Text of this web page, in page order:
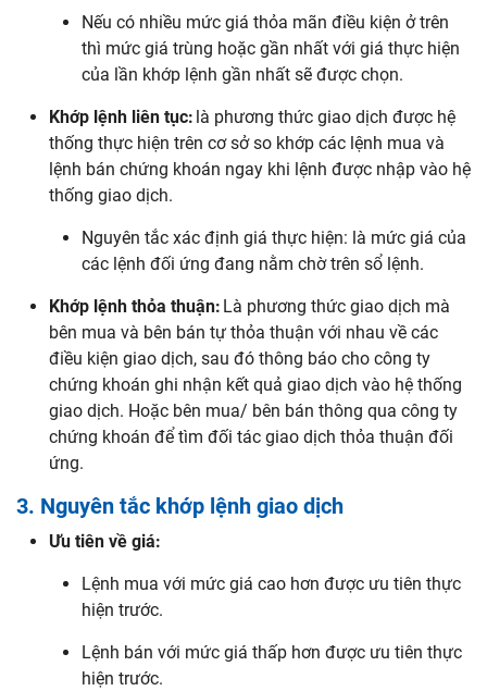
Nếu có nhiều mức giá thỏa mãn điều kiện ở trên
thì mức giá trùng hoặc gần nhất với giá thực hiện
của lần khớp lệnh gần nhất sẽ được chọn.
Khớp lệnh liên tục: là phương thức giao dịch được hệ
thống thực hiện trên cơ sở so khớp các lệnh mua và
lệnh bán chứng khoán ngay khi lệnh được nhập vào hệ
thống giao dịch.
Nguyên tắc xác định giá thực hiện: là mức giá của
các lệnh đối ứng đang nằm chờ trên sổ lệnh.
Khớp lệnh thỏa thuận: Là phương thức giao dịch mà
bên mua và bên bán tự thỏa thuận với nhau về các
điều kiện giao dịch, sau đó thông báo cho công ty
chứng khoán ghi nhận kết quả giao dịch vào hệ thống
giao dịch. Hoặc bên mua/ bên bán thông qua công ty
chứng khoán để tìm đối tác giao dịch thỏa thuận đối
ứng.
3. Nguyên tắc khớp lệnh giao dịch
Ưu tiên về giá:
Lệnh mua với mức giá cao hơn được ưu tiên thực
hiện trước.
Lệnh bán với mức giá thấp hơn được ưu tiên thực
hiện trước.